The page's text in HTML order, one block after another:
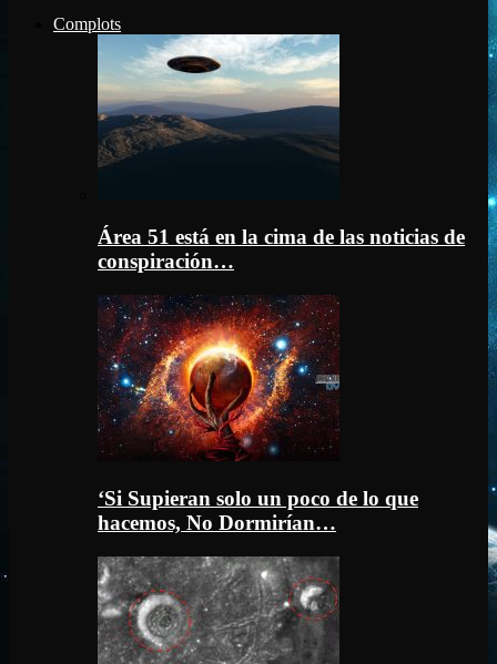
Complots
Área 51 está en la cima de las noticias de
conspiración…
‘Si Supieran solo un poco de lo que
hacemos, No Dormirían…